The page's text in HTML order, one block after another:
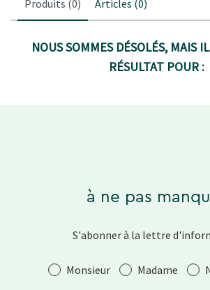
Produits (0) Articles (0)
NOUS SOMMES DÉSOLÉS, MAIS
RÉSULTAT POUR :
à ne pas
S'abonner à la lettre
SalutationMonsieur Madame